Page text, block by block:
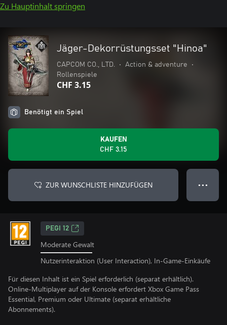
Zu Hauptinhalt springen
Jäger-Dekorrüstungsset "Hinoa"
CAPCOM CO., LTD. • Action & adventure
•
Rollenspiele
CHF 3.15
Benötigt ein Spiel
KAUFEN
CHF 3.15
ZUR WUNSCHLISTE HINZUFÜGEN ● ● ●
PEGI 12
Moderate Gewalt
Nutzerinteraktion (User Interaction), In-Game-Einkäufe
Für diesen Inhalt ist ein Spiel erforderlich (separat erhältlich).
Online-Multiplayer auf der Konsole erfordert Xbox Game Pass
Essential, Premium oder Ultimate (separat erhältliche
Abonnements).